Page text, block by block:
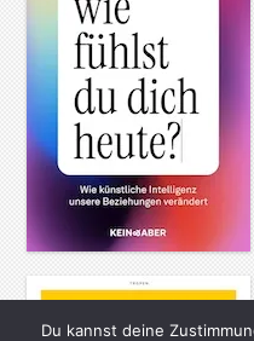
Du kannst deine